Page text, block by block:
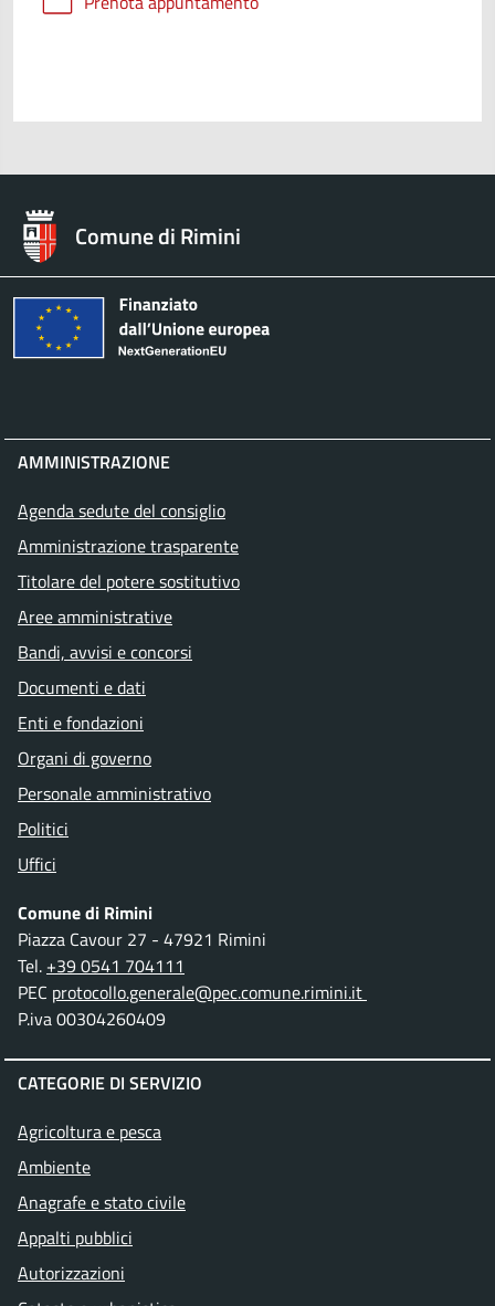
Comune di Rimini
AMMINISTRAZIONE
Agenda sedute del consiglio
Amministrazione trasparente
Titolare del potere sostitutivo
Aree amministrative
Bandi, avvisi e concorsi
Documenti e dati
Enti e fondazioni
Organi di governo
Personale amministrativo
Politici
Uffici
Comune di Rimini
Piazza Cavour 27 - 47921 Rimini
Tel. +39 0541 704111
PEC protocollo.generale@pec.comune.rimini.it
P.iva 00304260409
CATEGORIE DI SERVIZIO
Agricoltura e pesca
Ambiente
Anagrafe e stato civile
Appalti pubblici
Autorizzazioni